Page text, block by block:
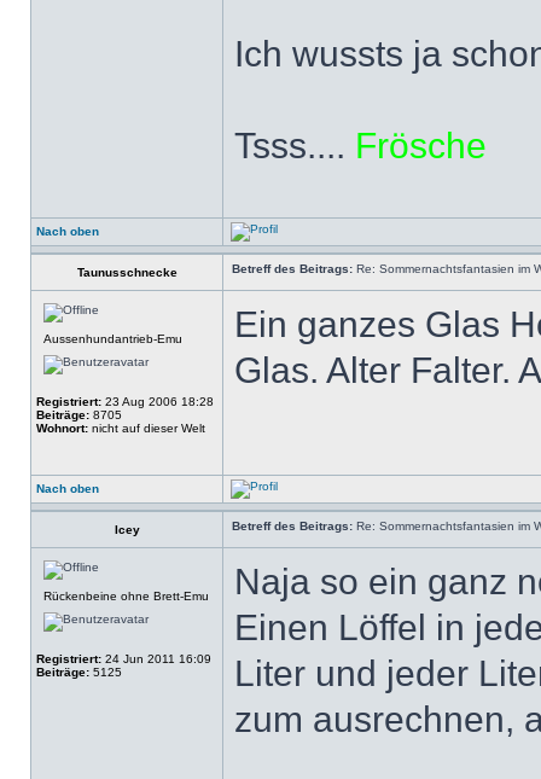
Ich wussts ja
Tsss.... Frösche
Nach oben
Taunusschnecke Betreff des Beitrags: Re: Sommernachtsfantasien im
Aussenhundantrieb-Emu
Registriert: 23 Aug 2006 18:28
Beiträge: 8705
Wohnort: nicht auf dieser Welt
Ein ganzes Glas
Glas. Alter Falter.
Nach oben
Icey Betreff des Beitrags: Re: Sommernachtsfantasien im
Rückenbeine ohne Brett-Emu
Registriert: 24 Jun 2011 16:09
Beiträge: 5125
Naja so ein ganz
Einen Löffel in
Liter und jeder
zum ausrechnen,